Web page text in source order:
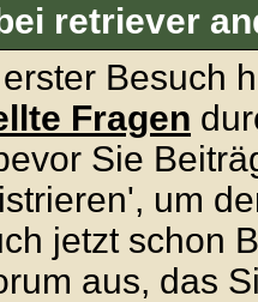
retriever
Besuch
Fragen
Sie
um
jetzt schon
aus, das